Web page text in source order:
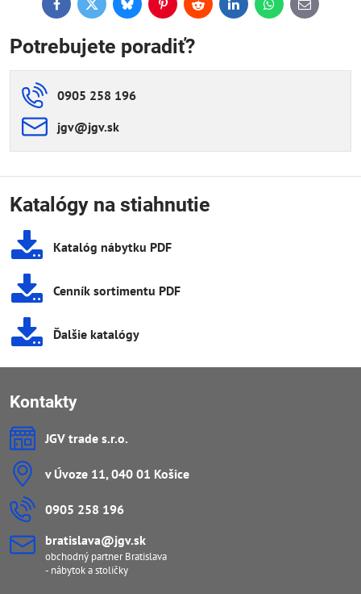
FacebookTwitterBlueskyPinterestReddit LinkedInWhatsApp
E-
mail
Potrebujete poradiť?
0905 258 196
jgv​@jgv​.sk
Katalógy na stiahnutie
Katalóg nábytku PDF
Cenník sortimentu PDF
Ďalšie katalógy
Kontakty
JGV trade s​.r​.o​.
v Úvoze 11, 040 01 Košice
0905 258 196
bratislava​@jgv​.sk
obchodný partner Bratislava
- nábytok a stoličky